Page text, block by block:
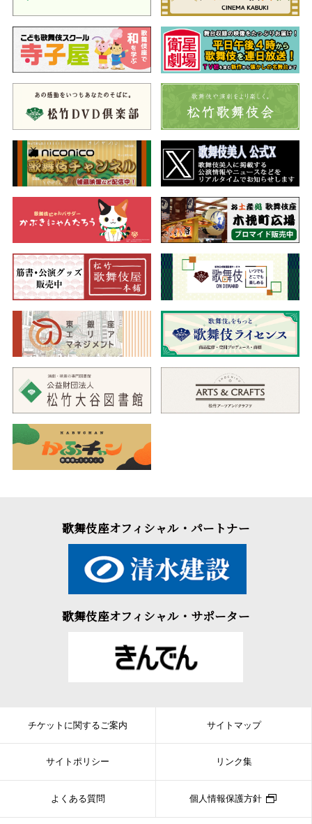
歌舞伎座オフィシャル・パートナー
歌舞伎座オフィシャル・サポーター
チケットに関するご案内 サイトマップ
サイトポリシー リンク集
よくある質問 個人情報保護方針